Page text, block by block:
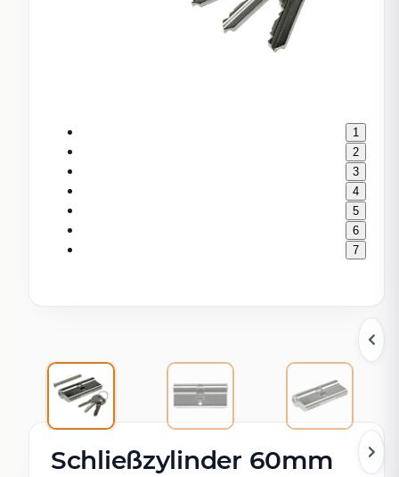
1
2
3
4
5
6
7
Schließzylinder 60mm